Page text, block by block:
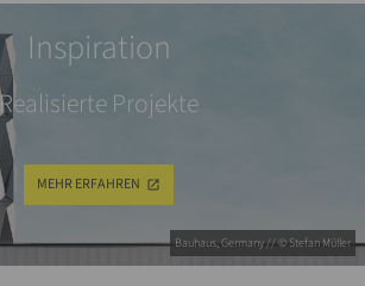
Bauhaus, Germany // © Stefan Müller
Inspiration
Realisierte Projekte
MEHR ERFAHREN